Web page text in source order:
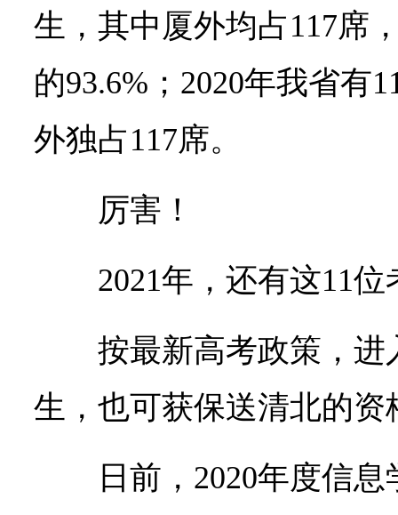
生，其中厦外均占117席
的93.6%；2020年我省有
外独占117席。
厉害！
2021年，还有这11
按最新高考政策，
生，也可获保送清北的资
日前，2020年度信